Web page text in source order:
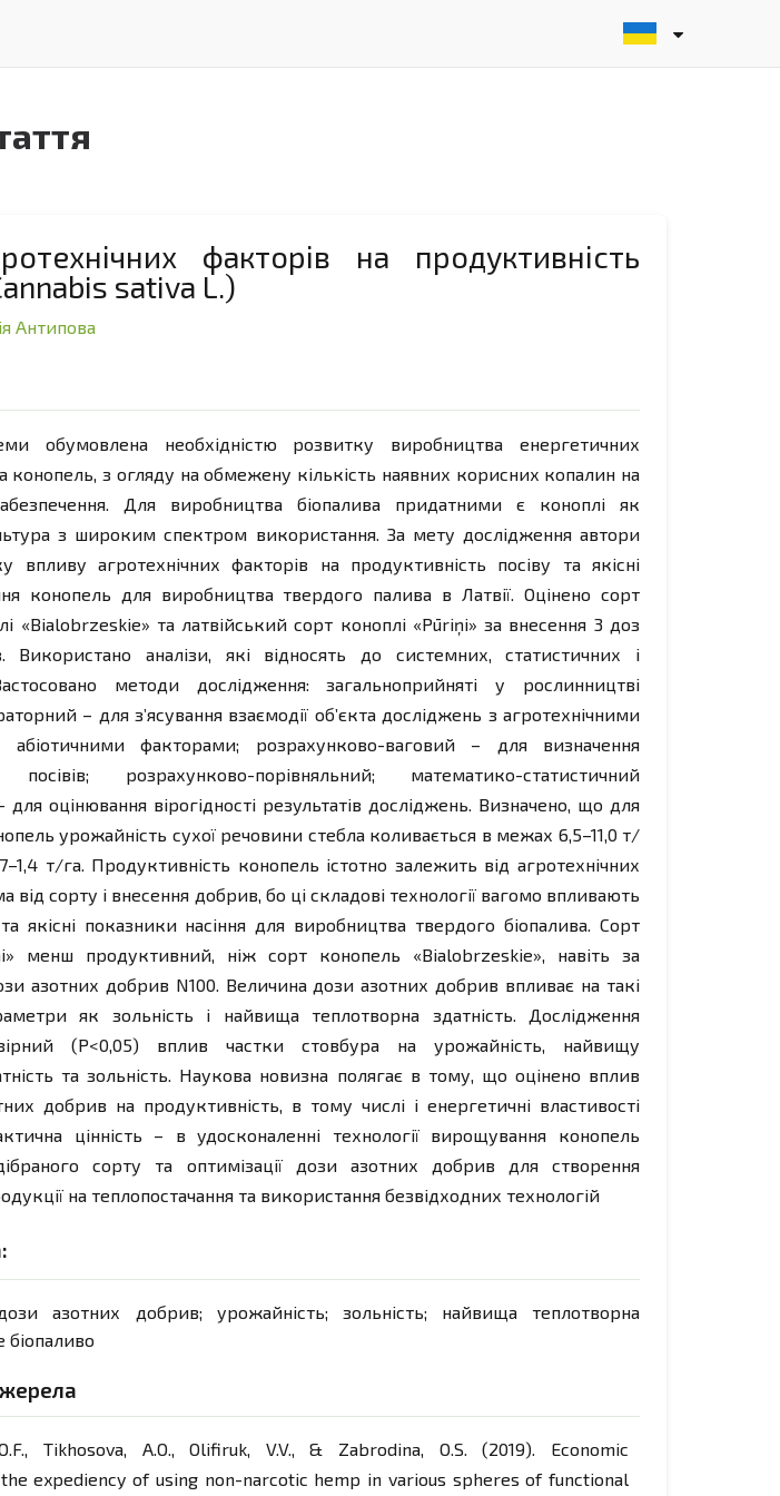
факторів на продуктивність
sativa L.)
Антипова
обумовлена необхідністю розвитку виробництва енергетичних
конопель, з огляду на обмежену кількість наявних корисних копалин на
Для виробництва біопалива придатними є коноплі як
з широким спектром використання. За мету дослідження автори
впливу агротехнічних факторів на продуктивність посіву та якісні
конопель для виробництва твердого палива в Латвії. Оцінено сорт
«Bialobrzeskie» та латвійський сорт коноплі «Pūriņi» за внесення 3 доз
Використано аналізи, які відносять до системних, статистичних і
методи дослідження: загальноприйняті у рослинництві
– для з’ясування взаємодії об’єкта досліджень з агротехнічними
факторами; розрахунково-ваговий – для визначення
посівів; розрахунково-порівняльний; математико-статистичний
оцінювання вірогідності результатів досліджень. Визначено, що для
урожайність сухої речовини стебла коливається в межах 6,5–11,0 т/
т/га. Продуктивність конопель істотно залежить від агротехнічних
від сорту і внесення добрив, бо ці складові технології вагомо впливають
якісні показники насіння для виробництва твердого біопалива. Сорт
менш продуктивний, ніж сорт конопель «Bialobrzeskie», навіть за
азотних добрив N100. Величина дози азотних добрив впливає на такі
як зольність і найвища теплотворна здатність. Дослідження
(Р<0,05) вплив частки стовбура на урожайність, найвищу
та зольність. Наукова новизна полягає в тому, що оцінено вплив
добрив на продуктивність, в тому числі і енергетичні властивості
цінність – в удосконаленні технології вирощування конопель
сорту та оптимізації дози азотних добрив для створення
на теплопостачання та використання безвідходних технологій
азотних добрив; урожайність; зольність; найвища теплотворна
біопаливо
Tikhosova, A.O., Olifiruk, V.V., & Zabrodina, O.S. (2019). Economic
expediency of using non-narcotic hemp in various spheres of functional